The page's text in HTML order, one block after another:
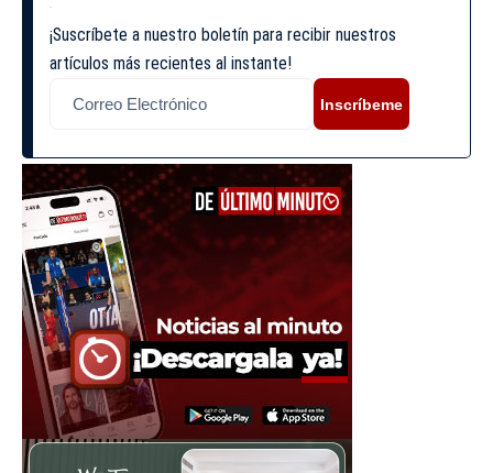
¡Suscríbete a nuestro boletín para recibir nuestros
artículos más recientes al instante!
Inscríbeme